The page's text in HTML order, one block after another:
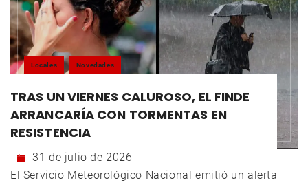
Locales Novedades
TRAS UN VIERNES CALUROSO, EL FINDE
ARRANCARÍA CON TORMENTAS EN
RESISTENCIA
31 de julio de 2026
El Servicio Meteorológico Nacional emitió un alerta